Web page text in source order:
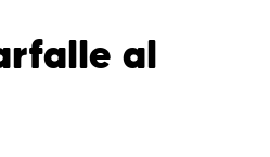
al